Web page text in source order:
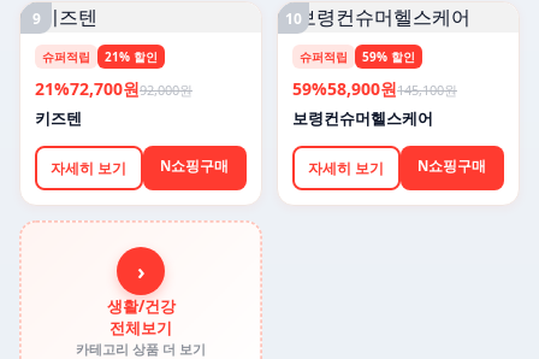
9
슈퍼적립 21% 할인
21%72,700원92,000원
키즈텐
자세히 보기 N쇼핑구매
10
슈퍼적립 59% 할인
59%58,900원145,100원
보령컨슈머헬스케어
자세히 보기 N쇼핑구매
›
생활/건강
전체보기
카테고리 상품 더 보기